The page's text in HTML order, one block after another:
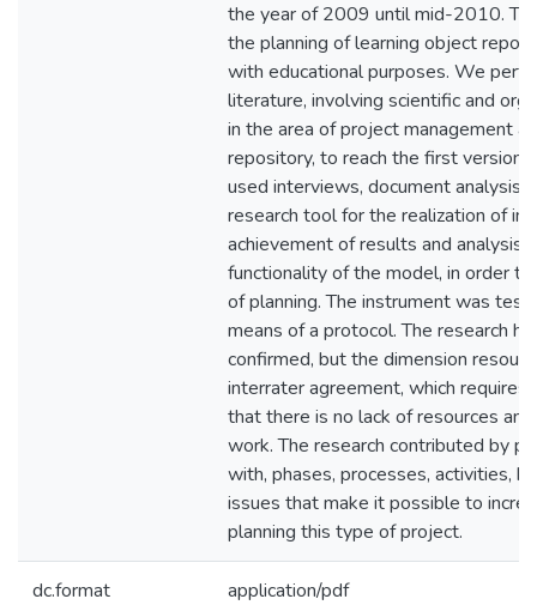
the year of 2009 until mid-2010.
the planning of learning object
with educational purposes. We
literature, involving scientific and
in the area of project management
repository, to reach the first version
used interviews, document analysis,
research tool for the realization of
achievement of results and analysis
functionality of the model, in order
of planning. The instrument was
means of a protocol. The research
confirmed, but the dimension
interrater agreement, which requires
that there is no lack of resources
work. The research contributed by
with, phases, processes, activities,
issues that make it possible to
planning this type of project.
dc.format application/pdf